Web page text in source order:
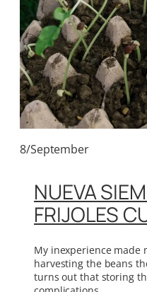
8/September
NUEVA
FRIJOLES
My inexperience made
harvesting the beans
turns out that storing